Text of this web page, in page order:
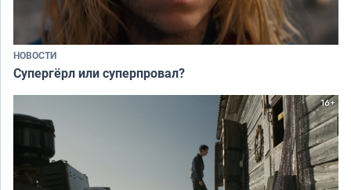
НОВОСТИ
Супергёрл или суперпровал?